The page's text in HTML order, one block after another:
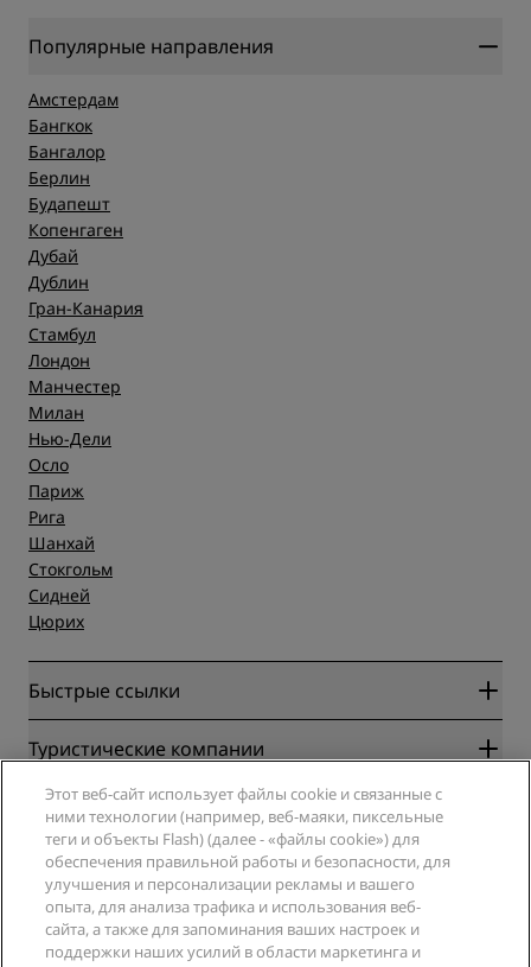
Популярные направления
Амстердам
Бангкок
Бангалор
Берлин
Будапешт
Копенгаген
Дубай
Дублин
Гран-Канария
Стамбул
Лондон
Манчестер
Милан
Нью-Дели
Осло
Париж
Рига
Шанхай
Стокгольм
Сидней
Цюрих
Быстрые ссылки
Radisson Rewards
Blog
Направления
Новые и будущие отели
Приложение Radisson Hotels
Отели со статусом Sports Approved
Отели для семейного отдыха
Охрана здоровья и безопасность
Туристические компании
Партнеры
Турагенты
Компания
Radisson Hotel Group
СМИ
Вакансии в RHG
Вакансии в PPHE
Юридическая информация
Центр конфиденциальности
Правовая оговорка
Помощь
Этот веб-сайт использует файлы cookie и связанные с
ними технологии (например, веб-маяки, пиксельные
теги и объекты Flash) (далее - «файлы cookie») для
обеспечения правильной работы и безопасности, для
улучшения и персонализации рекламы и вашего
опыта, для анализа трафика и использования веб-
сайта, а также для запоминания ваших настроек и
поддержки наших усилий в области маркетинга и